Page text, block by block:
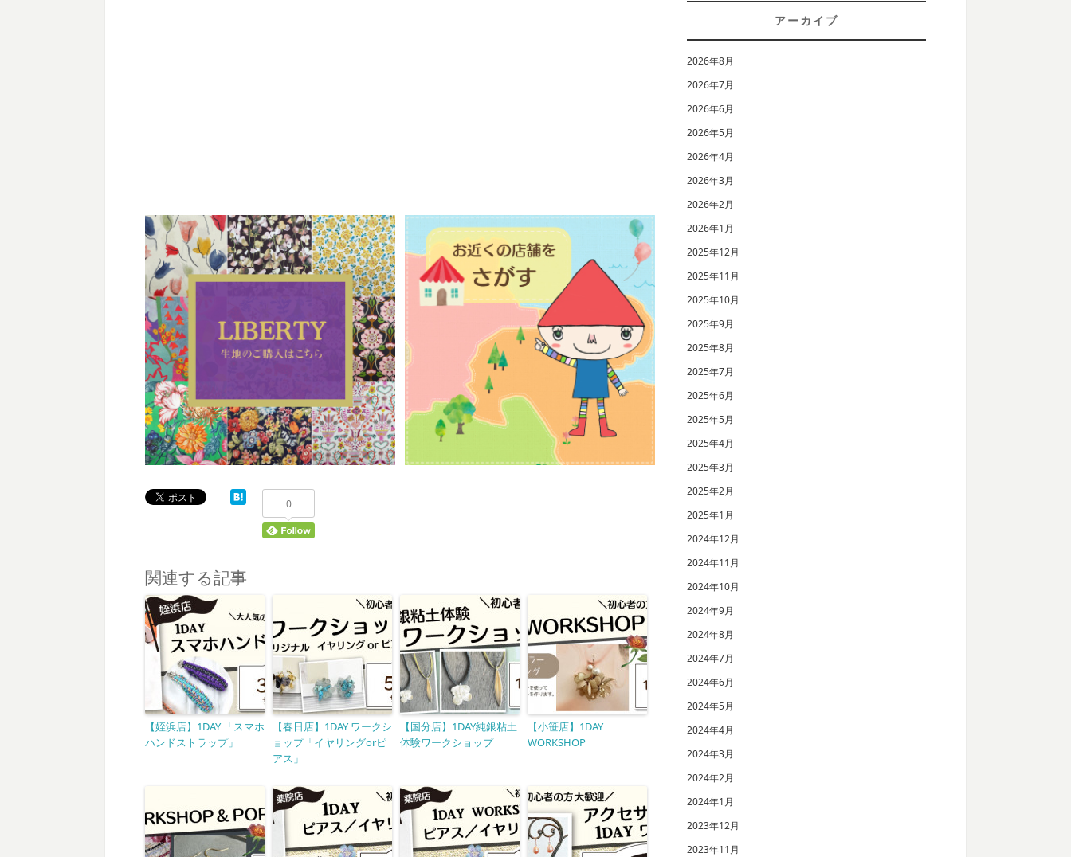
0
関連する記事
【姪浜店】1DAY 「スマホ
ハンドストラップ」
【春日店】1DAY ワークシ
ョップ「イヤリングorピ
アス」
【国分店】1DAY純銀粘土
体験ワークショップ
【小笹店】1DAY
WORKSHOP
アーカイブ
2026年8月
2026年7月
2026年6月
2026年5月
2026年4月
2026年3月
2026年2月
2026年1月
2025年12月
2025年11月
2025年10月
2025年9月
2025年8月
2025年7月
2025年6月
2025年5月
2025年4月
2025年3月
2025年2月
2025年1月
2024年12月
2024年11月
2024年10月
2024年9月
2024年8月
2024年7月
2024年6月
2024年5月
2024年4月
2024年3月
2024年2月
2024年1月
2023年12月
2023年11月